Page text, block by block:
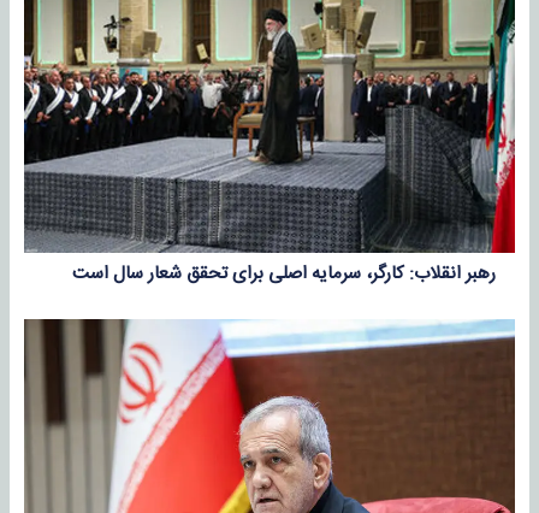
رهبر انقلاب: کارگر، سرمایه اصلی برای تحقق شعار سال است